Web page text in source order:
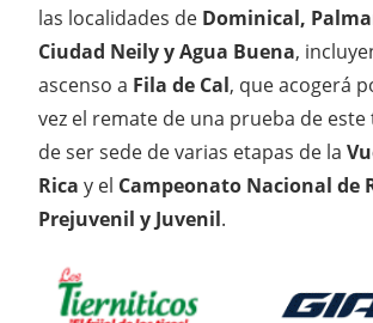
las localidades de Dominical,
Ciudad Neily y Agua Buena,
ascenso a Fila de Cal, que acogerá
vez el remate de una prueba de
de ser sede de varias etapas de la
Rica y el Campeonato Nacional de
Prejuvenil y Juvenil.